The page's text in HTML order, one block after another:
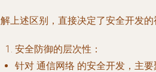
上述区别，直接决定了安全开发的
安全防御的层次性 ：
针对 通信网络 的安全开发，主